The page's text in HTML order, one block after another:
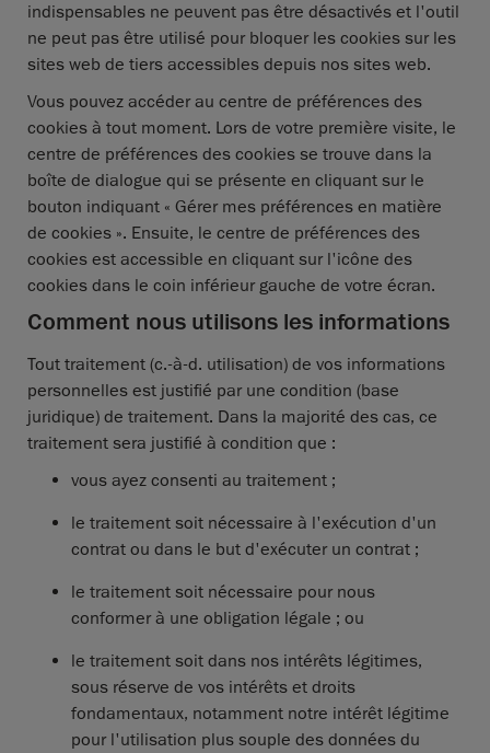
indispensables ne peuvent pas être désactivés et l'outil
ne peut pas être utilisé pour bloquer les cookies sur les
sites web de tiers accessibles depuis nos sites web.
Vous pouvez accéder au centre de préférences des
cookies à tout moment. Lors de votre première visite, le
centre de préférences des cookies se trouve dans la
boîte de dialogue qui se présente en cliquant sur le
bouton indiquant « Gérer mes préférences en matière
de cookies ». Ensuite, le centre de préférences des
cookies est accessible en cliquant sur l'icône des
cookies dans le coin inférieur gauche de votre écran.
Comment nous utilisons les informations
Tout traitement (c.-à-d. utilisation) de vos informations
personnelles est justifié par une condition (base
juridique) de traitement. Dans la majorité des cas, ce
traitement sera justifié à condition que :
vous ayez consenti au traitement ;
le traitement soit nécessaire à l'exécution d'un
contrat ou dans le but d'exécuter un contrat ;
le traitement soit nécessaire pour nous
conformer à une obligation légale ; ou
le traitement soit dans nos intérêts légitimes,
sous réserve de vos intérêts et droits
fondamentaux, notamment notre intérêt légitime
pour l'utilisation plus souple des données du